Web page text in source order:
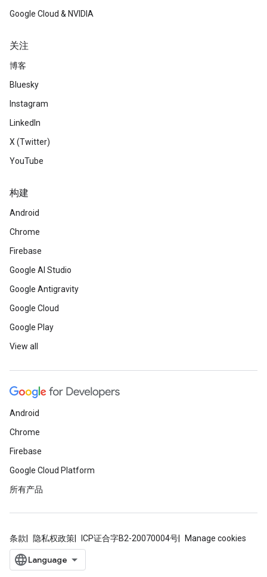
Google Cloud & NVIDIA
关注
博客
Bluesky
Instagram
LinkedIn
X (Twitter)
YouTube
构建
Android
Chrome
Firebase
Google AI Studio
Google Antigravity
Google Cloud
Google Play
View all
Android
Chrome
Firebase
Google Cloud Platform
所有产品
条款 隐私权政策 ICP证合字B2-20070004号 Manage cookies